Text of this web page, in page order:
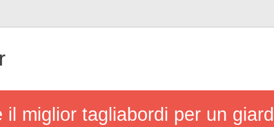
il miglior tagliabordi per un